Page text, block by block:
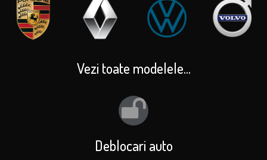
Vezi toate modelele...
Deblocari auto